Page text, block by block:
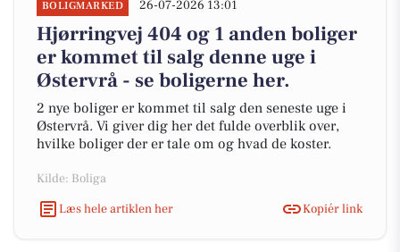
BOLIGMARKED 26-07-2026 13:01
Hjørringvej 404 og 1 anden boliger
er kommet til salg denne uge i
Østervrå - se boligerne her.
2 nye boliger er kommet til salg den seneste uge i
Østervrå. Vi giver dig her det fulde overblik over,
hvilke boliger der er tale om og hvad de koster.
Kilde: Boliga
Læs hele artiklen her
Kopiér link